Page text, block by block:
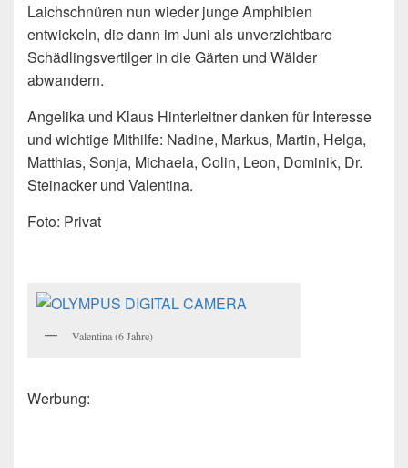
Laichschnüren nun wieder junge Amphibien
entwickeln, die dann im Juni als unverzichtbare
Schädlingsvertilger in die Gärten und Wälder
abwandern.
Angelika und Klaus Hinterleitner danken für Interesse
und wichtige Mithilfe: Nadine, Markus, Martin, Helga,
Matthias, Sonja, Michaela, Colin, Leon, Dominik, Dr.
Steinacker und Valentina.
Foto: Privat
Valentina (6 Jahre)
Werbung: